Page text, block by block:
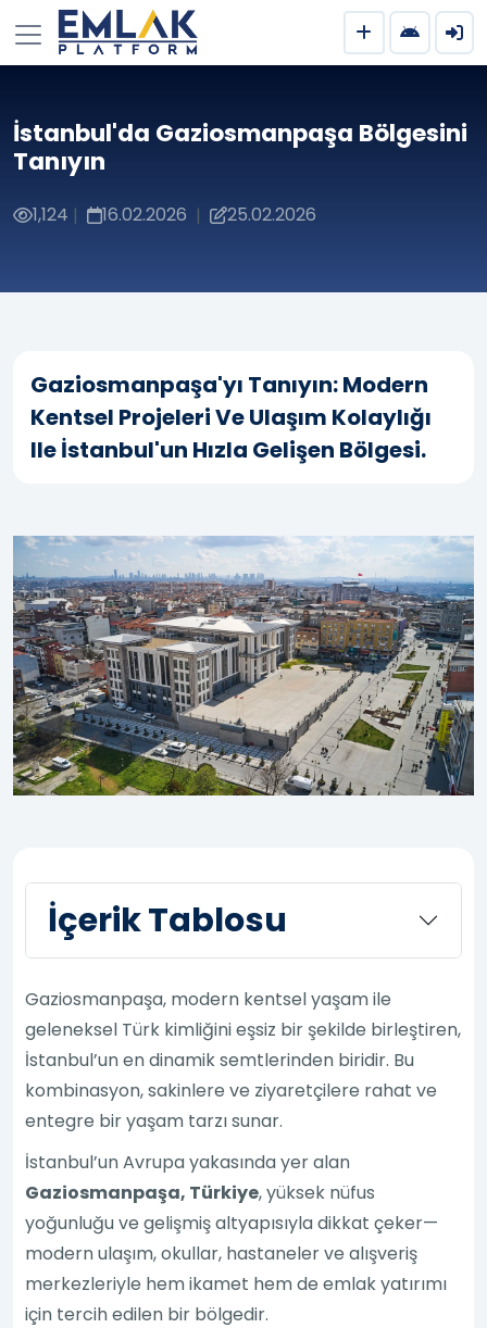
İstanbul'da Gaziosmanpaşa Bölgesini
Tanıyın
1,124 | 16.02.2026 | 25.02.2026
Gaziosmanpaşa'yı Tanıyın: Modern
Kentsel Projeleri Ve Ulaşım Kolaylığı
Ile İstanbul'un Hızla Gelişen Bölgesi.
İçerik Tablosu
Gaziosmanpaşa, modern kentsel yaşam ile
geleneksel Türk kimliğini eşsiz bir şekilde birleştiren,
İstanbul’un en dinamik semtlerinden biridir. Bu
kombinasyon, sakinlere ve ziyaretçilere rahat ve
entegre bir yaşam tarzı sunar.
İstanbul’un Avrupa yakasında yer alan
Gaziosmanpaşa, Türkiye, yüksek nüfus
yoğunluğu ve gelişmiş altyapısıyla dikkat çeker—
modern ulaşım, okullar, hastaneler ve alışveriş
merkezleriyle hem ikamet hem de emlak yatırımı
için tercih edilen bir bölgedir.